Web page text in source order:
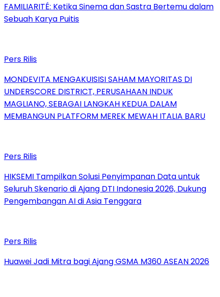
FAMILIARITÉ: Ketika Sinema dan Sastra Bertemu dalam
Sebuah Karya Puitis
Pers Rilis
MONDEVITA MENGAKUISISI SAHAM MAYORITAS DI
UNDERSCORE DISTRICT, PERUSAHAAN INDUK
MAGLIANO, SEBAGAI LANGKAH KEDUA DALAM
MEMBANGUN PLATFORM MEREK MEWAH ITALIA BARU
Pers Rilis
HIKSEMI Tampilkan Solusi Penyimpanan Data untuk
Seluruh Skenario di Ajang DTI Indonesia 2026, Dukung
Pengembangan AI di Asia Tenggara
Pers Rilis
Huawei Jadi Mitra bagi Ajang GSMA M360 ASEAN 2026